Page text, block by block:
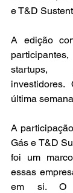
e T&D
A edição
startups,
investidores.
última
A
Gás e T&D
foi um
essas
em si. O